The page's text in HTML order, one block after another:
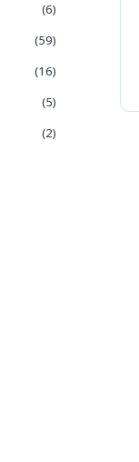
(6)
(59)
(16)
(5)
(2)